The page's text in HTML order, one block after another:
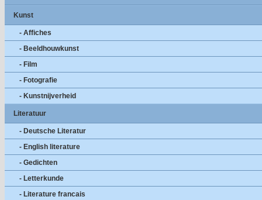
Kunst
- Affiches
- Beeldhouwkunst
- Film
- Fotografie
- Kunstnijverheid
Literatuur
- Deutsche Literatur
- English literature
- Gedichten
- Letterkunde
- Literature francais